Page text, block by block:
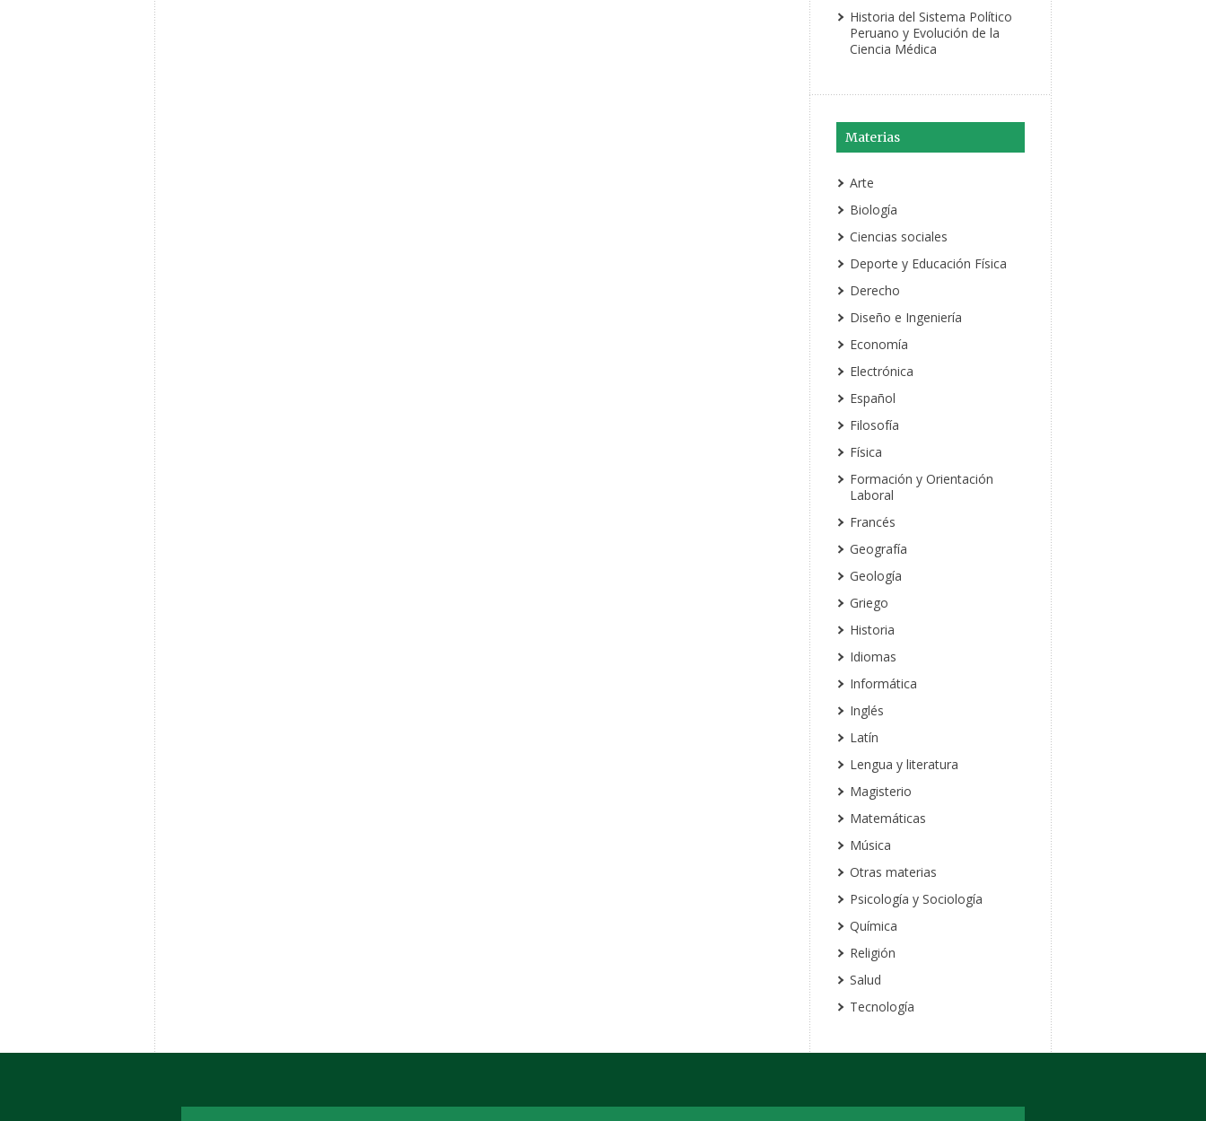
Historia del Sistema Político
Peruano y Evolución de la
Ciencia Médica
Materias
Arte
Biología
Ciencias sociales
Deporte y Educación Física
Derecho
Diseño e Ingeniería
Economía
Electrónica
Español
Filosofía
Física
Formación y Orientación
Laboral
Francés
Geografía
Geología
Griego
Historia
Idiomas
Informática
Inglés
Latín
Lengua y literatura
Magisterio
Matemáticas
Música
Otras materias
Psicología y Sociología
Química
Religión
Salud
Tecnología